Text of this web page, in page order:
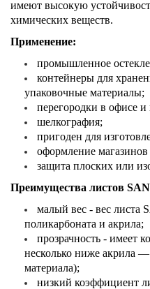
имеют высокую
химических веществ.
Применение:
промышленное
контейнеры для
упаковочные материалы;
перегородки в офисе
шелкография;
пригоден для
оформление
защита плоских или
Преимущества листов
малый вес - вес листа
поликарбоната и акрила;
прозрачность - имеет
несколько ниже акрила
материала);
низкий коэффициент